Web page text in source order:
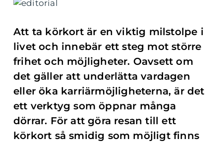
Att ta körkort är en viktig milstolpe i
livet och innebär ett steg mot större
frihet och möjligheter. Oavsett om
det gäller att underlätta vardagen
eller öka karriärmöjligheterna, är det
ett verktyg som öppnar många
dörrar. För att göra resan till ett
körkort så smidig som möjligt finns